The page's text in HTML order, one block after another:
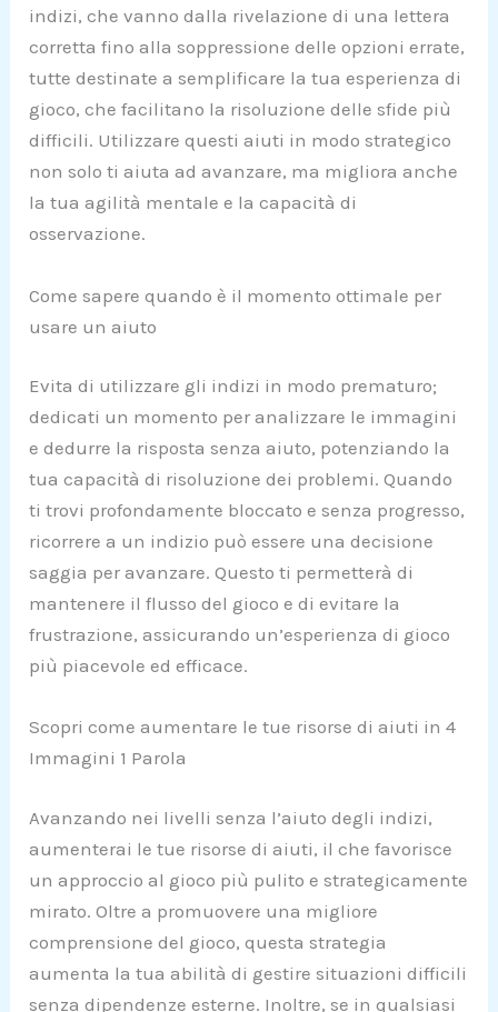
indizi, che vanno dalla rivelazione di una lettera
corretta fino alla soppressione delle opzioni errate,
tutte destinate a semplificare la tua esperienza di
gioco, che facilitano la risoluzione delle sfide più
difficili. Utilizzare questi aiuti in modo strategico
non solo ti aiuta ad avanzare, ma migliora anche
la tua agilità mentale e la capacità di
osservazione.
Come sapere quando è il momento ottimale per
usare un aiuto
Evita di utilizzare gli indizi in modo prematuro;
dedicati un momento per analizzare le immagini
e dedurre la risposta senza aiuto, potenziando la
tua capacità di risoluzione dei problemi. Quando
ti trovi profondamente bloccato e senza progresso,
ricorrere a un indizio può essere una decisione
saggia per avanzare. Questo ti permetterà di
mantenere il flusso del gioco e di evitare la
frustrazione, assicurando un’esperienza di gioco
più piacevole ed efficace.
Scopri come aumentare le tue risorse di aiuti in 4
Immagini 1 Parola
Avanzando nei livelli senza l’aiuto degli indizi,
aumenterai le tue risorse di aiuti, il che favorisce
un approccio al gioco più pulito e strategicamente
mirato. Oltre a promuovere una migliore
comprensione del gioco, questa strategia
aumenta la tua abilità di gestire situazioni difficili
senza dipendenze esterne. Inoltre, se in qualsiasi